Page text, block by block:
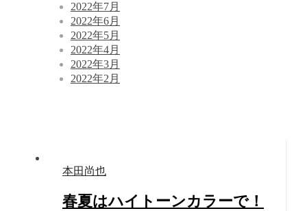
2022年7月
2022年6月
2022年5月
2022年4月
2022年3月
2022年2月
本田尚也
春夏はハイトーンカラーで！